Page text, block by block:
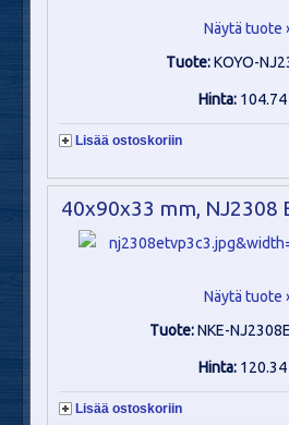
Näytä tuote
Tuote:KOYO-
Hinta: 104.74
Lisää ostoskoriin
40x90x33 mm, NJ2308
Näytä tuote
Tuote:NKE-
Hinta: 120.34
Lisää ostoskoriin